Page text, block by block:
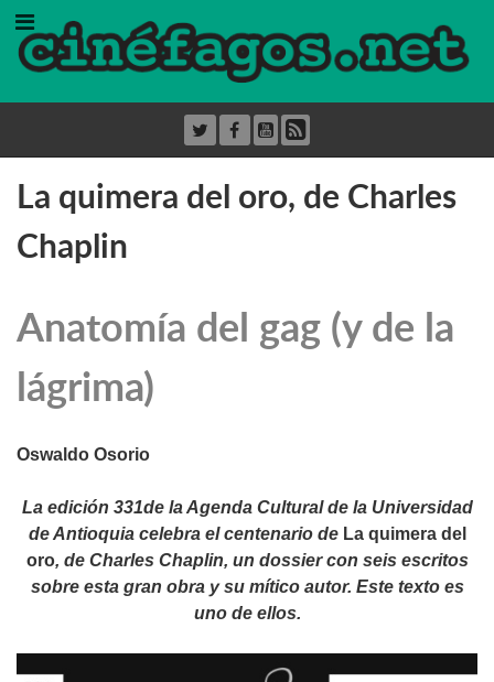
La quimera del oro, de Charles
Chaplin
Anatomía del gag (y de la
lágrima)
Oswaldo Osorio
La edición 331de la Agenda Cultural de la Universidad
de Antioquia celebra el centenario de La quimera del
oro, de Charles Chaplin, un dossier con seis escritos
sobre esta gran obra y su mítico autor. Este texto es
uno de ellos.